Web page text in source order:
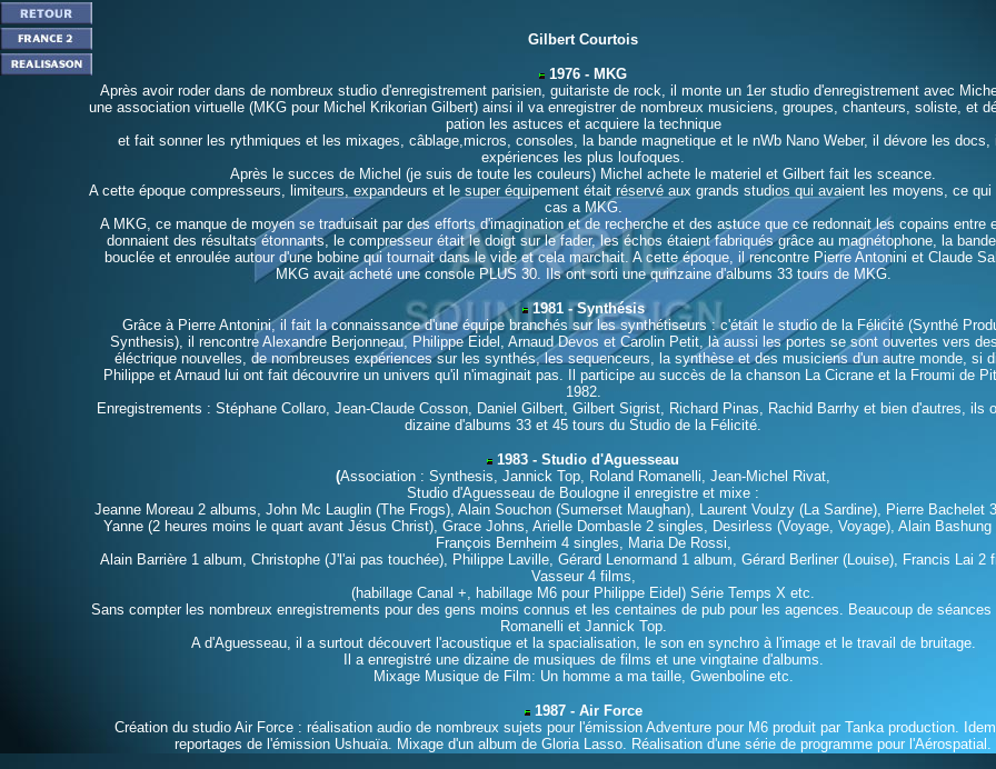
Gilbert Courtois
1976 - MKG
Après avoir roder dans de nombreux studio d'enregistrement parisien, guitariste de rock, il monte un 1er studio d'enregistrement avec
une association virtuelle (MKG pour Michel Krikorian Gilbert) ainsi il va enregistrer de nombreux musiciens, groupes, chanteurs, soliste, et
pation les astuces et acquiere la technique
et fait sonner les rythmiques et les mixages, câblage,micros, consoles, la bande magnetique et le nWb Nano Weber, il dévore les docs,
expériences les plus loufoques.
Après le succes de Michel (je suis de toute les couleurs) Michel achete le materiel et Gilbert fait les sceance.
A cette époque compresseurs, limiteurs, expandeurs et le super équipement était réservé aux grands studios qui avaient les moyens, ce
cas a MKG.
A MKG, ce manque de moyen se traduisait par des efforts d'imagination et de recherche et des astuce que ce redonnait les copains entre
donnaient des résultats étonnants, le compresseur était le doigt sur le fader, les échos étaient fabriqués grâce au magnétophone, la
bouclée et enroulée autour d'une bobine qui tournait dans le vide et cela marchait. A cette époque, il rencontre Pierre Antonini et Claude
MKG avait acheté une console PLUS 30. Ils ont sorti une quinzaine d'albums 33 tours de MKG.
1981 - Synthésis
Grâce à Pierre Antonini, il fait la connaissance d'une équipe branchés sur les synthétiseurs : c'était le studio de la Félicité (Synthé
Synthesis), il rencontre Alexandre Berjonneau, Philippe Eidel, Arnaud Devos et Carolin Petit, là aussi les portes se sont ouvertes vers
éléctrique nouvelles, de nombreuses expériences sur les synthés, les sequenceurs, la synthèse et des musiciens d'un autre monde, si
Philippe et Arnaud lui ont fait découvrire un univers qu'il n'imaginait pas. Il participe au succès de la chanson La Cicrane et la Froumi de
1982.
Enregistrements : Stéphane Collaro, Jean-Claude Cosson, Daniel Gilbert, Gilbert Sigrist, Richard Pinas, Rachid Barrhy et bien d'autres, ils
dizaine d'albums 33 et 45 tours du Studio de la Félicité.
1983 - Studio d'Aguesseau
(Association : Synthesis, Jannick Top, Roland Romanelli, Jean-Michel Rivat,
Studio d'Aguesseau de Boulogne il enregistre et mixe :
Jeanne Moreau 2 albums, John Mc Lauglin (The Frogs), Alain Souchon (Sumerset Maughan), Laurent Voulzy (La Sardine), Pierre Bachelet
Yanne (2 heures moins le quart avant Jésus Christ), Grace Johns, Arielle Dombasle 2 singles, Desirless (Voyage, Voyage), Alain Bashung
François Bernheim 4 singles, Maria De Rossi,
Alain Barrière 1 album, Christophe (J'l'ai pas touchée), Philippe Laville, Gérard Lenormand 1 album, Gérard Berliner (Louise), Francis Lai 2
Vasseur 4 films,
(habillage Canal +, habillage M6 pour Philippe Eidel) Série Temps X etc.
Sans compter les nombreux enregistrements pour des gens moins connus et les centaines de pub pour les agences. Beaucoup de séances
Romanelli et Jannick Top.
A d'Aguesseau, il a surtout découvert l'acoustique et la spacialisation, le son en synchro à l'image et le travail de bruitage.
Il a enregistré une dizaine de musiques de films et une vingtaine d'albums.
Mixage Musique de Film: Un homme a ma taille, Gwenboline etc.
1987 - Air Force
Création du studio Air Force : réalisation audio de nombreux sujets pour l'émission Adventure pour M6 produit par Tanka production.
reportages de l'émission Ushuaïa. Mixage d'un album de Gloria Lasso. Réalisation d'une série de programme pour l'Aérospatial.